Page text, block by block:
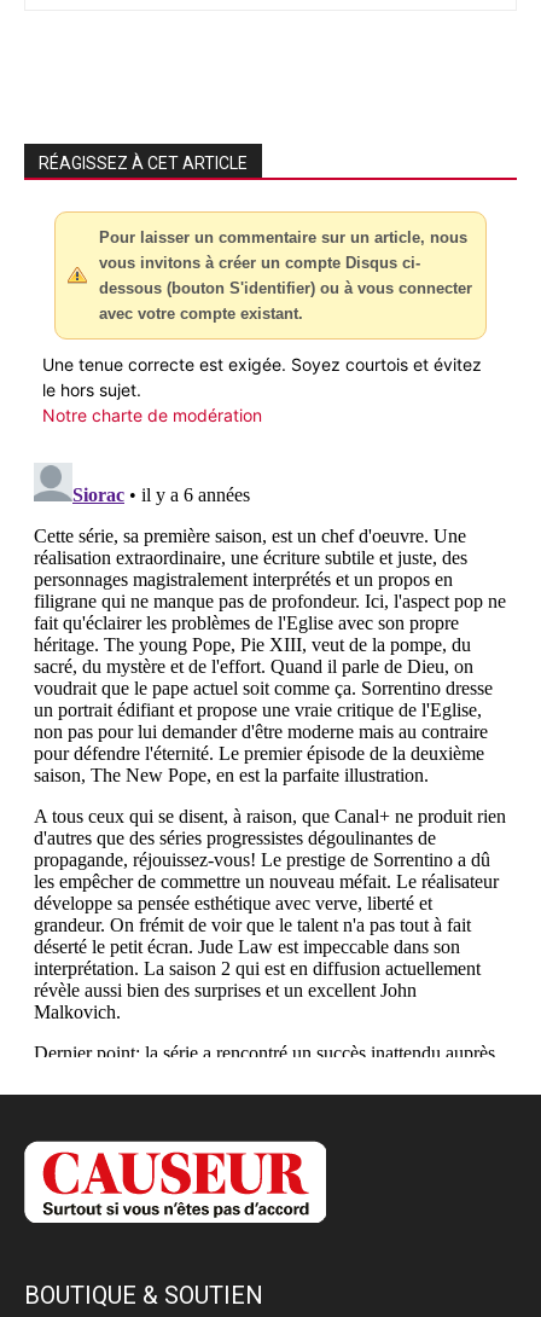
RÉAGISSEZ À CET ARTICLE
Pour laisser un commentaire sur un article, nous
vous invitons à créer un compte Disqus ci-
dessous (bouton S'identifier) ou à vous connecter
avec votre compte existant.
Une tenue correcte est exigée. Soyez courtois et évitez
le hors sujet.
Notre charte de modération
BOUTIQUE & SOUTIEN